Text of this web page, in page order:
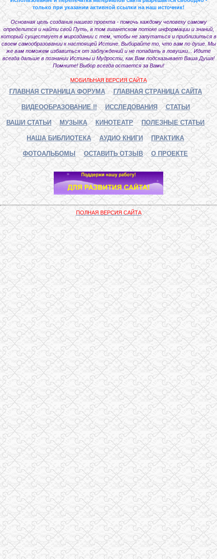
только при указании активной ссылки на наш источник!
Основная цель создания нашего проекта - помочь каждому человеку самому
определится и найти свой Путь, в том гигантском потоке информации и знаний,
который существует в мироздании с тем, чтобы не запутаться и приблизиться в
своем самообразовании к настоящей Истине. Выбирайте то, что вам по душе. Мы
же вам поможем избавиться от заблуждений и не попадать в ловушки... Идите
всегда дальше в познании Истины и Мудрости, как Вам подсказывает Ваша Душа!
Помните! Выбор всегда остается за Вами!
МОБИЛЬНАЯ ВЕРСИЯ САЙТА
ГЛАВНАЯ СТРАНИЦА ФОРУМА ГЛАВНАЯ СТРАНИЦА САЙТА
ВИДЕООБРАЗОВАНИЕ !! ИССЛЕДОВАНИЯ СТАТЬИ
ВАШИ СТАТЬИ МУЗЫКА КИНОТЕАТР ПОЛЕЗНЫЕ СТАТЬИ
НАША БИБЛИОТЕКА АУДИО КНИГИ ПРАКТИКА
ФОТОАЛЬБОМЫ ОСТАВИТЬ ОТЗЫВ О ПРОЕКТЕ
ПОЛНАЯ ВЕРСИЯ САЙТА